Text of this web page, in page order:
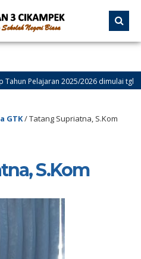
Pelajaran 2025/2026 dimulai tgl 12
GTK/Tatang Supriatna, S.Kom
S.Kom